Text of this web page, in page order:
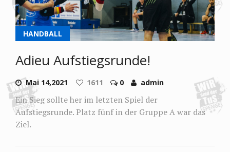
HANDBALL
Adieu Aufstiegsrunde!
Mai 14,2021 1611 0 admin
Ein Sieg sollte her im letzten Spiel der
Aufstiegsrunde. Platz fünf in der Gruppe A war das
Ziel.